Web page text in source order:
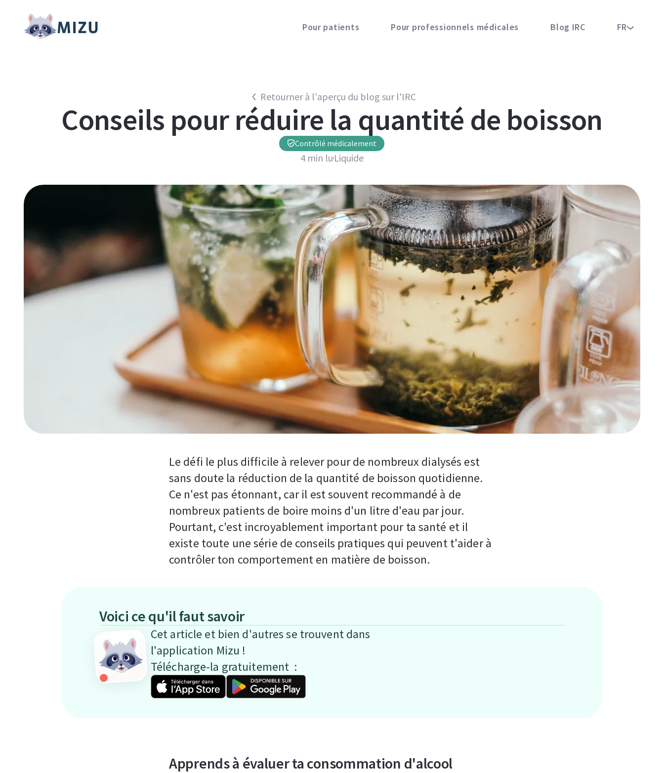
Pour patients Pour professionnels médicales Blog IRC FR
Retourner à l'aperçu du blog sur l'IRC
Conseils pour réduire la quantité de boisson
Contrôlé médicalement
4 min lu Liquide
Le défi le plus difficile à relever pour de nombreux dialysés est
sans doute la réduction de la quantité de boisson quotidienne.
Ce n'est pas étonnant, car il est souvent recommandé à de
nombreux patients de boire moins d'un litre d'eau par jour.
Pourtant, c'est incroyablement important pour ta santé et il
existe toute une série de conseils pratiques qui peuvent t'aider à
contrôler ton comportement en matière de boisson.
Voici ce qu'il faut savoir
Cet article et bien d'autres se trouvent dans
l'application Mizu !
Télécharge-la gratuitement :
Apprends à évaluer ta consommation d'alcool